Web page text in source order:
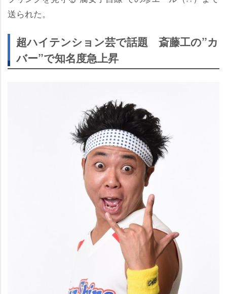
送られた。
超ハイテンション芸で話題 斎藤工の”カ
バー”で知名度急上昇